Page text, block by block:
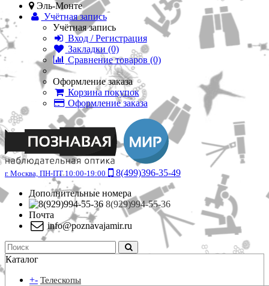
Эль-Монте
Учётная запись
Учётная запись
Вход / Регистрация
Закладки (0)
Сравнение товаров (0)
Оформление заказа
Корзина покупок
Оформление заказа
г. Москва, ПН-ПТ 10:00-19:00
8(499)396-35-49
Дополнительные номера
8(929)994-55-36
Почта
info@poznavajamir.ru
Каталог
+- Телескопы